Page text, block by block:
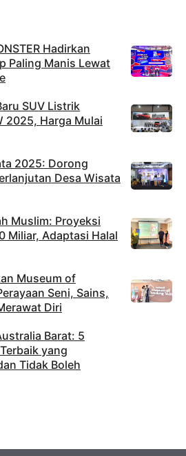
Hadirkan
Paling Manis Lewat
SUV Listrik
2025, Harga Mulai
2025: Dorong
Desa Wisata
Muslim: Proyeksi
Miliar, Adaptasi Halal
Museum of
Seni, Sains,
Diri
Barat: 5
yang
Tidak Boleh